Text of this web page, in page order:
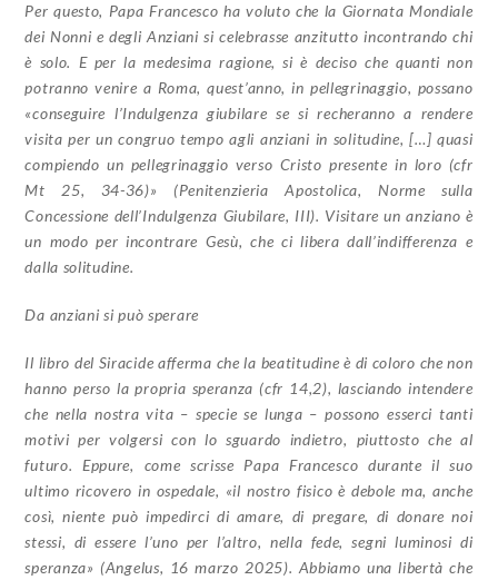
Per questo, Papa Francesco ha voluto che la Giornata Mondiale
dei Nonni e degli Anziani si celebrasse anzitutto incontrando chi
è solo. E per la medesima ragione, si è deciso che quanti non
potranno venire a Roma, quest’anno, in pellegrinaggio, possano
«conseguire l’Indulgenza giubilare se si recheranno a rendere
visita per un congruo tempo agli anziani in solitudine, […] quasi
compiendo un pellegrinaggio verso Cristo presente in loro (cfr
Mt 25, 34-36)» (Penitenzieria Apostolica, Norme sulla
Concessione dell’Indulgenza Giubilare, III). Visitare un anziano è
un modo per incontrare Gesù, che ci libera dall’indifferenza e
dalla solitudine.
Da anziani si può sperare
Il libro del Siracide afferma che la beatitudine è di coloro che non
hanno perso la propria speranza (cfr 14,2), lasciando intendere
che nella nostra vita – specie se lunga – possono esserci tanti
motivi per volgersi con lo sguardo indietro, piuttosto che al
futuro. Eppure, come scrisse Papa Francesco durante il suo
ultimo ricovero in ospedale, «il nostro fisico è debole ma, anche
così, niente può impedirci di amare, di pregare, di donare noi
stessi, di essere l’uno per l’altro, nella fede, segni luminosi di
speranza» (Angelus, 16 marzo 2025). Abbiamo una libertà che